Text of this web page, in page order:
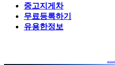
중고지게차
무료등록하기
유용한정보
....